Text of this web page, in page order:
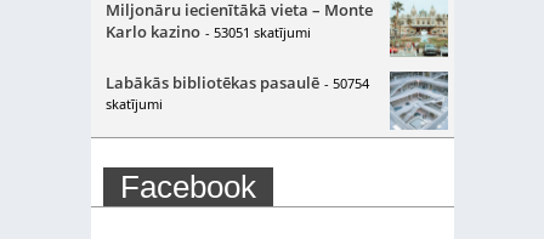
Miljonāru iecienītākā vieta – Monte
Karlo kazino - 53051 skatījumi
Labākās bibliotēkas pasaulē - 50754
skatījumi
Facebook